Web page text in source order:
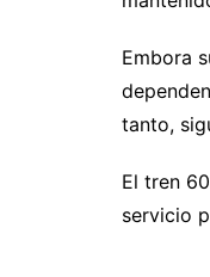
Embora
tanto,
El tren
servicio